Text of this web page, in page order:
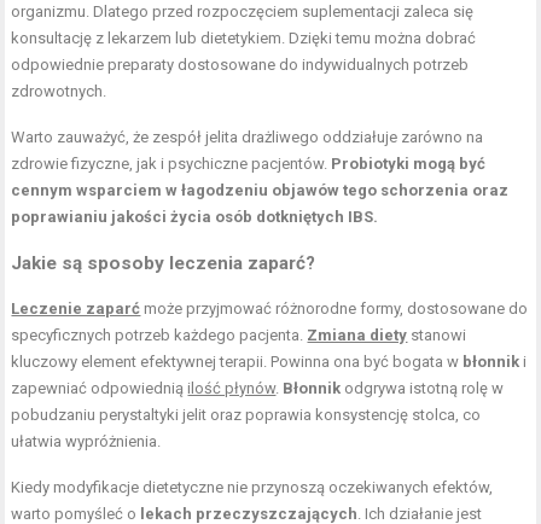
organizmu. Dlatego przed rozpoczęciem suplementacji zaleca się
konsultację z lekarzem lub dietetykiem. Dzięki temu można dobrać
odpowiednie preparaty dostosowane do indywidualnych potrzeb
zdrowotnych.
Warto zauważyć, że zespół jelita drażliwego oddziałuje zarówno na
zdrowie fizyczne, jak i psychiczne pacjentów. Probiotyki mogą być
cennym wsparciem w łagodzeniu objawów tego schorzenia oraz
poprawianiu jakości życia osób dotkniętych IBS.
Jakie są sposoby leczenia zaparć?
Leczenie zaparć może przyjmować różnorodne formy, dostosowane do
specyficznych potrzeb każdego pacjenta. Zmiana diety stanowi
kluczowy element efektywnej terapii. Powinna ona być bogata w błonnik i
zapewniać odpowiednią ilość płynów. Błonnik odgrywa istotną rolę w
pobudzaniu perystaltyki jelit oraz poprawia konsystencję stolca, co
ułatwia wypróżnienia.
Kiedy modyfikacje dietetyczne nie przynoszą oczekiwanych efektów,
warto pomyśleć o lekach przeczyszczających . Ich działanie jest